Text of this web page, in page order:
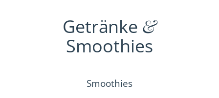
Getränke &
Smoothies
Smoothies